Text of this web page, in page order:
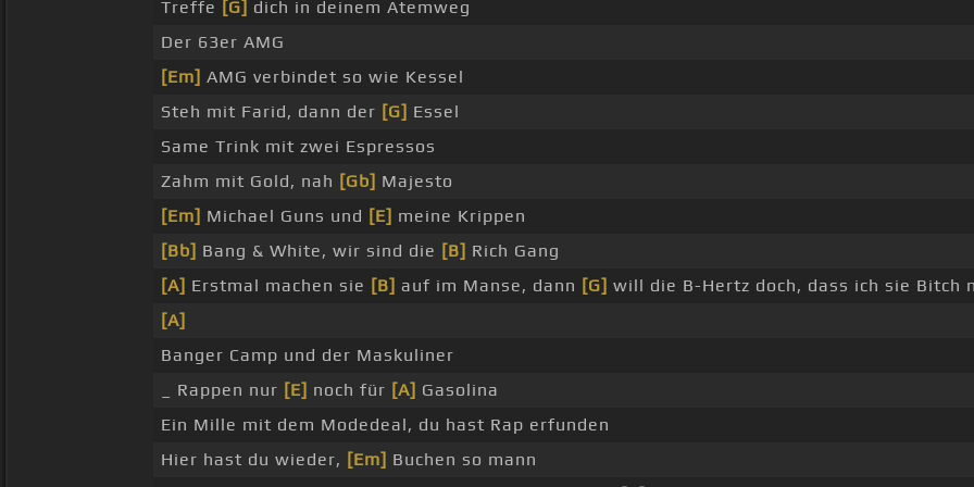
Treffe [G] dich in deinem Atemweg
Der 63er AMG
[Em] AMG verbindet so wie Kessel
Steh mit Farid, dann der [G] Essel
Same Trink mit zwei Espressos
Zahm mit Gold, nah [Gb] Majesto
[Em] Michael Guns und [E] meine Krippen
[Bb] Bang & White, wir sind die [B] Rich Gang
[A] Erstmal machen sie [B] auf im Manse, dann [G] will die B-Hertz doch, dass ich sie Bitch
[A]
Banger Camp und der Maskuliner
_ Rappen nur [E] noch für [A] Gasolina
Ein Mille mit dem Modedeal, du hast Rap erfunden
Hier hast du wieder, [Em] Buchen so mann